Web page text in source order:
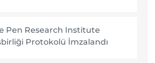
Pen Research Institute
Protokolü İmzalandı